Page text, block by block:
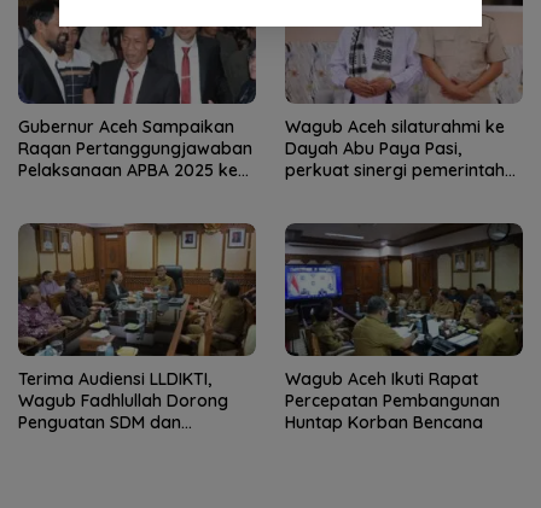
Gubernur Aceh Sampaikan
Raqan Pertanggungjawaban
Pelaksanaan APBA 2025 ke
Wagub Aceh silaturahmi ke
Dayah Abu Paya Pasi,
perkuat sinergi pemerintah
Terima Audiensi LLDIKTI,
Wagub Fadhlullah Dorong
Penguatan SDM dan
Wagub Aceh Ikuti Rapat
Percepatan Pembangunan
Huntap Korban Bencana